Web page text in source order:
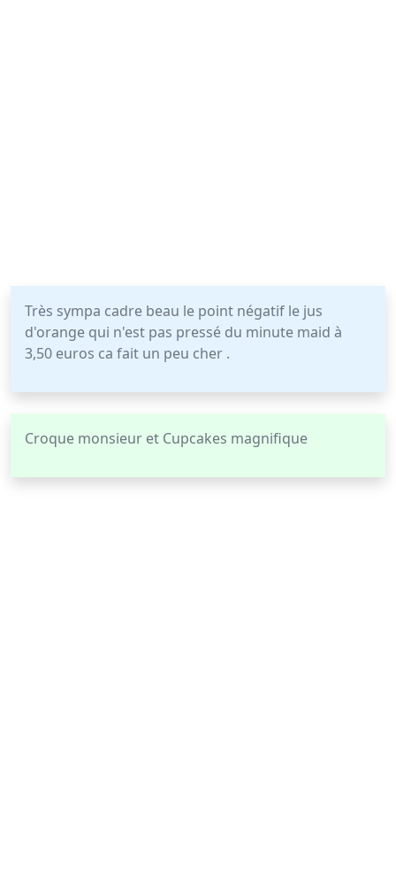
Très sympa cadre beau le point négatif le jus
d'orange qui n'est pas pressé du minute maid à
3,50 euros ca fait un peu cher .
Croque monsieur et Cupcakes magnifique